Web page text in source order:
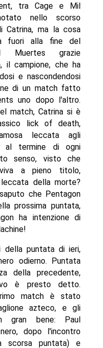
tra Cage e Mil
nello scorso
Catrina, ma la cosa
fuori alla fine del
grazie
il campione, che ha
e nascondendosi
di un match fatto
uno dopo l'altro.
match, Catrina si è
lick of death,
leccata agli
al termine di ogni
senso, visto che
a pieno titolo,
della morte?
che Pentagon
prossima puntata,
ha intenzione di
della puntata di ieri,
odierno. Puntata
della precedente,
è presto detto.
match è stato
azteco, e gli
gran bene: Paul
dopo l'incontro
scorsa puntata) e